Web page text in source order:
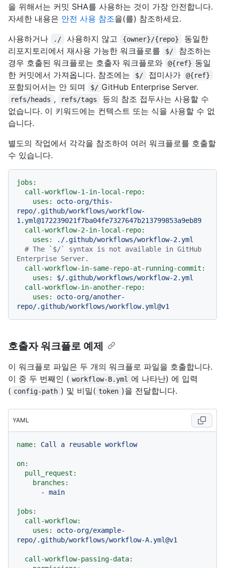
을 위해서는 커밋 SHA를 사용하는 것이 가장 안전합니다.
자세한 내용은 안전 사용 참조을(를) 참조하세요.
사용하거나
./ 사용하지 않고 {owner}/{repo}
동일한
리포지토리에서 재사용 가능한 워크플로를
$/
참조하는
경우 호출된 워크플로는 호출자 워크플로와
@{ref} 동일
한 커밋에서 가져옵니다. 참조에는
$/ 접미사가 @{ref}
포함되어서는 안 되며 $/ GitHub Enterprise Server.
refs/heads , refs/tags
등의 참조 접두사는 사용할 수
없습니다. 이 키워드에는 컨텍스트 또는 식을 사용할 수 없
습니다.
별도의 작업에서 각각을 참조하여 여러 워크플로를 호출할
수 있습니다.
jobs:
call-workflow-1-in-local-repo:
uses:
octo-org/this-
repo/.github/workflows/workflow-
1.yml@172239021f7ba04fe7327647b213799853a9eb89
call-workflow-2-in-local-repo:
uses:
./.github/workflows/workflow-2.yml
# The `$/` syntax is not available in GitHub
Enterprise Server.
call-workflow-in-same-repo-at-running-commit:
uses:
$/.github/workflows/workflow-2.yml
call-workflow-in-another-repo:
uses:
octo-org/another-
repo/.github/workflows/workflow.yml@v1
호출자 워크플로 예제
이 워크플로 파일은 두 개의 워크플로 파일을 호출합니다.
이 중 두 번째인 ( workflow-B.yml 에 나타난) 에 입력
( config-path ) 및 비밀( token )을 전달합니다.
YAML
name: Call a reusable workflow
on:
pull_request:
branches:
-
main
jobs:
call-workflow:
uses:
octo-org/example-
repo/.github/workflows/workflow-A.yml@v1
call-workflow-passing-data: